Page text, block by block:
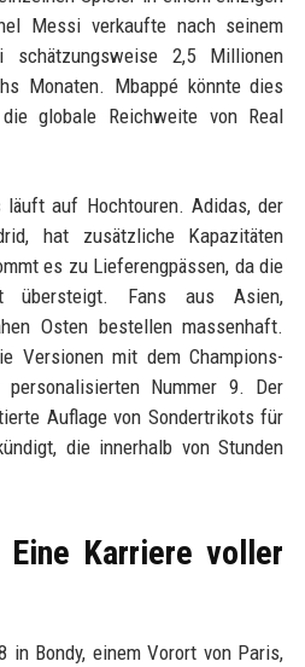
Messi verkaufte nach seinem
2,5 Millionen
Monaten. Mbappé könnte dies
globale Reichweite von Real
läuft auf Hochtouren. Adidas, der
hat zusätzliche Kapazitäten
es zu Lieferengpässen, da die
übersteigt. Fans aus Asien,
Osten bestellen massenhaft.
Versionen mit dem Champions-
personalisierten Nummer 9. Der
Auflage von Sondertrikots für
die innerhalb von Stunden
Eine Karriere voller
in Bondy, einem Vorort von Paris,